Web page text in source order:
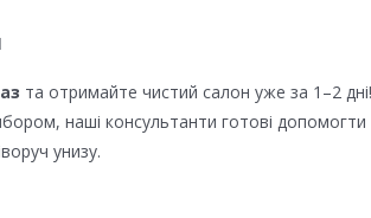
та отримайте чистий салон уже за 1–2 дні!
наші консультанти готові
унизу.